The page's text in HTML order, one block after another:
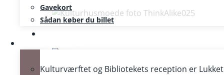
Gavekort
Sådan køber du billet
Kulturværftet og Bibliotekets reception er Lukket